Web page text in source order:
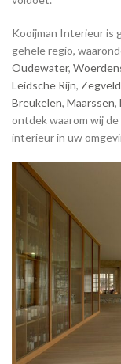
Kooijman Interieur is
gehele regio,
Oudewater,
Leidsche Rijn, Zegveld
Breukelen, Maarssen,
ontdek waarom wij
interieur in uw